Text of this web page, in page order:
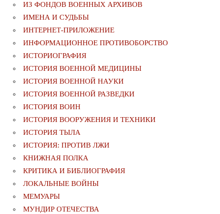
ИЗ ФОНДОВ ВОЕННЫХ АРХИВОВ
ИМЕНА И СУДЬБЫ
ИНТЕРНЕТ-ПРИЛОЖЕНИЕ
ИНФОРМАЦИОННОЕ ПРОТИВОБОРСТВО
ИСТОРИОГРАФИЯ
ИСТОРИЯ ВОЕННОЙ МЕДИЦИНЫ
ИСТОРИЯ ВОЕННОЙ НАУКИ
ИСТОРИЯ ВОЕННОЙ РАЗВЕДКИ
ИСТОРИЯ ВОИН
ИСТОРИЯ ВООРУЖЕНИЯ И ТЕХНИКИ
ИСТОРИЯ ТЫЛА
ИСТОРИЯ: ПРОТИВ ЛЖИ
КНИЖНАЯ ПОЛКА
КРИТИКА И БИБЛИОГРАФИЯ
ЛОКАЛЬНЫЕ ВОЙНЫ
МЕМУАРЫ
МУНДИР ОТЕЧЕСТВА